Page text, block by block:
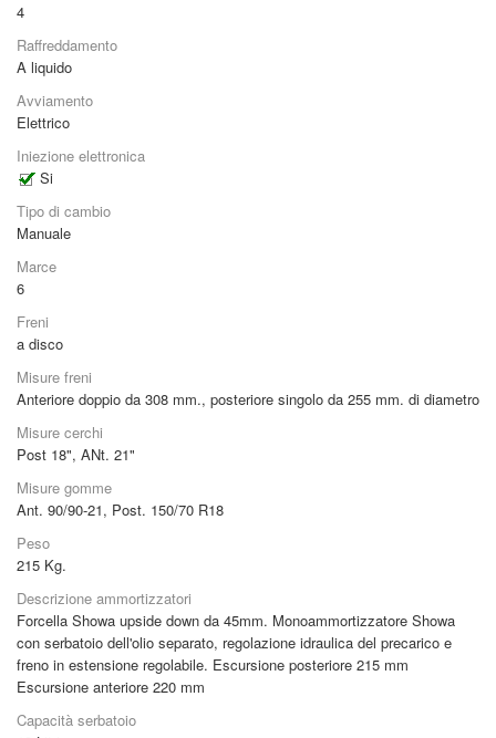
4
Raffreddamento
A liquido
Avviamento
Elettrico
Iniezione elettronica
Si
Tipo di cambio
Manuale
Marce
6
Freni
a disco
Misure freni
Anteriore doppio da 308 mm., posteriore singolo da 255 mm. di diametro
Misure cerchi
Post 18", ANt. 21"
Misure gomme
Ant. 90/90-21, Post. 150/70 R18
Peso
215 Kg.
Descrizione ammortizzatori
Forcella Showa upside down da 45mm. Monoammortizzatore Showa
con serbatoio dell'olio separato, regolazione idraulica del precarico e
freno in estensione regolabile. Escursione posteriore 215 mm
Escursione anteriore 220 mm
Capacità serbatoio